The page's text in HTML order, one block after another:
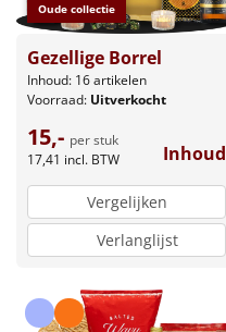
Oude collectie
Gezellige Borrel
Inhoud: 16 artikelen
Voorraad: Uitverkocht
15,- per stuk
17,41 incl. BTW Inhoud
Vergelijken
Verlanglijst